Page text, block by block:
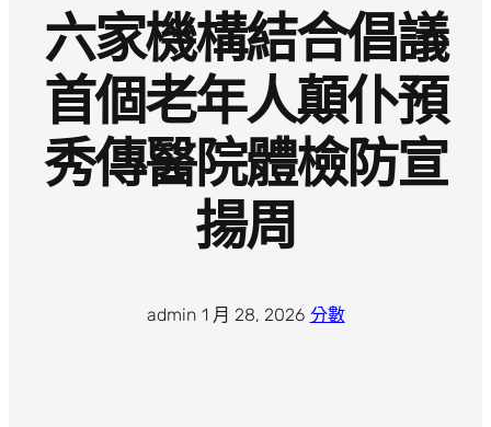
六家機構結合倡議
首個老年人顛仆預
秀傳醫院體檢防宣
揚周
admin· 1 月 28, 2026· 分數